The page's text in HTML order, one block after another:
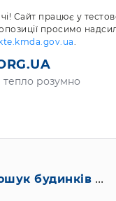
Сайт працює у
просимо
.
розумно
будинків